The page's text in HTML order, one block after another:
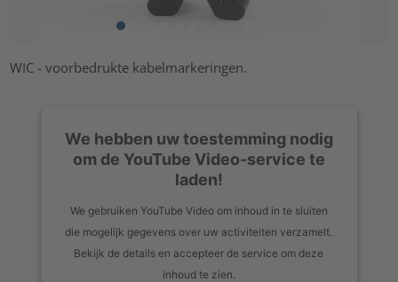
WIC - voorbedrukte kabelmarkeringen.
We hebben uw toestemming nodig
om de YouTube Video-service te
laden!
We gebruiken YouTube Video om inhoud in te sluiten
die mogelijk gegevens over uw activiteiten verzamelt.
Bekijk de details en accepteer de service om deze
inhoud te zien.